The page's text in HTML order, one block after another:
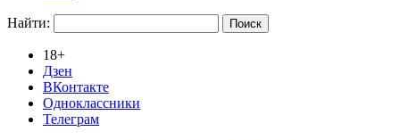
Найти:
18+
Дзен
ВКонтакте
Одноклассники
Телеграм